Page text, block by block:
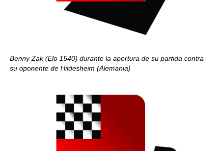
Benny Zak (Elo 1540) durante la apertura de su partida contra
su oponente de Hildesheim (Alemania)